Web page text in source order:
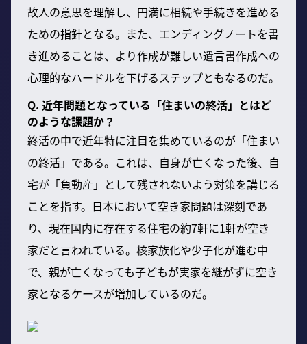
故人の意思を理解し、円満に相続や手続きを進める
ための指針となる。また、エンディングノートを書
き進めることは、より作成が難しい遺言書作成への
心理的なハードルを下げるステップともなるのだ。
Q. 近年問題となっている「住まいの終活」とはど
のような課題か？
終活の中で近年特に注目を集めているのが「住まい
の終活」である。これは、自身が亡くなった後、自
宅が「負動産」として残されないよう対策を講じる
ことを指す。日本において空き家問題は深刻であ
り、現在国内に存在する住宅の約7軒に1軒が空き
家だと言われている。核家族化や少子化が進む中
で、親が亡くなっても子どもが実家を継がずに空き
家となるケースが増加しているのだ。